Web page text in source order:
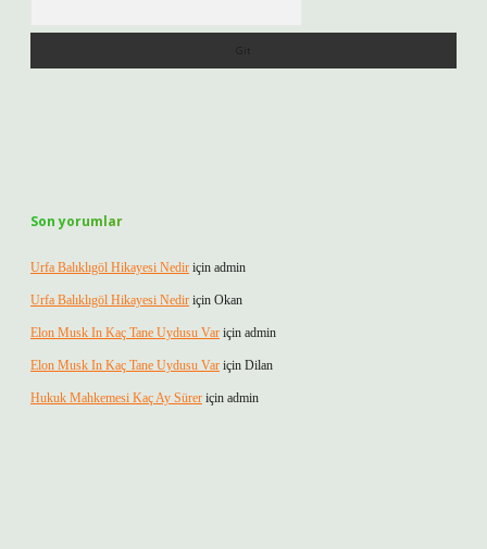
Son yorumlar
Urfa Balıklıgöl Hikayesi Nedir için admin
Urfa Balıklıgöl Hikayesi Nedir için Okan
Elon Musk In Kaç Tane Uydusu Var için admin
Elon Musk In Kaç Tane Uydusu Var için Dilan
Hukuk Mahkemesi Kaç Ay Sürer için admin